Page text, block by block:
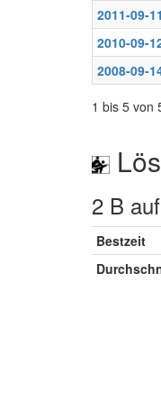
2011-09-11
2010-09-
2008-09-
1 bis 5 von
2 B
Bestzeit